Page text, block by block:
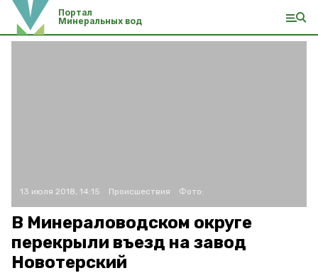
Портал
Минеральных вод
13 июля 2018, 14:15 Происшествия Фото:
В Минераловодском округе
перекрыли въезд на завод
Новотерский